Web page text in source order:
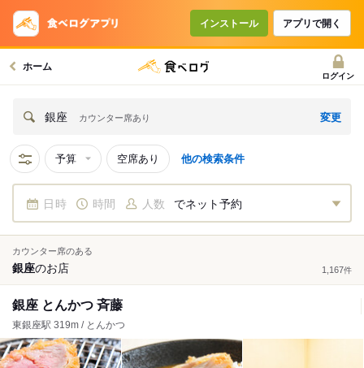
インストール アプリで開く
ホーム
ログイン
銀座 カウンター席あり 変更
予算 空席あり 他の検索条件
日時 時間 人数 でネット予約
カウンター席のある
銀座のお店 1,167件
銀座 とんかつ 斉藤
東銀座駅 319m / とんかつ